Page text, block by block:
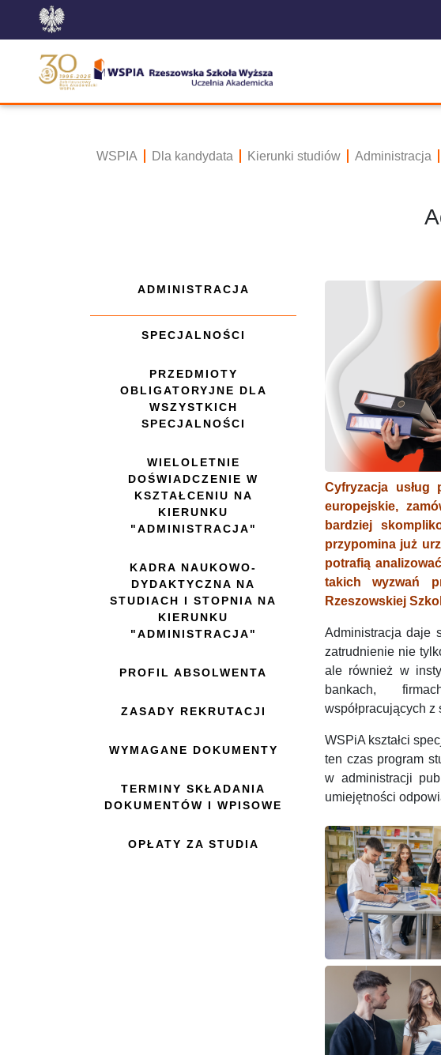
WSPIA Dla kandydata Kierunki studiów Administracja
ADMINISTRACJA
SPECJALNOŚCI
PRZEDMIOTY
OBLIGATORYJNE DLA
WSZYSTKICH
SPECJALNOŚCI
WIELOLETNIE
DOŚWIADCZENIE W
KSZTAŁCENIU NA
KIERUNKU
"ADMINISTRACJA"
KADRA NAUKOWO-
DYDAKTYCZNA NA
STUDIACH I STOPNIA NA
KIERUNKU
"ADMINISTRACJA"
PROFIL ABSOLWENTA
ZASADY REKRUTACJI
WYMAGANE DOKUMENTY
TERMINY SKŁADANIA
DOKUMENTÓW I WPISOWE
OPŁATY ZA STUDIA
Cyfryzacja usług
europejskie,
bardziej
przypomina już
potrafią
takich wyzwań
Rzeszowskiej
Administracja daje
zatrudnienie nie
ale również w
bankach,
współpracujących
WSPiA kształci
ten czas program
w administracji
umiejętności